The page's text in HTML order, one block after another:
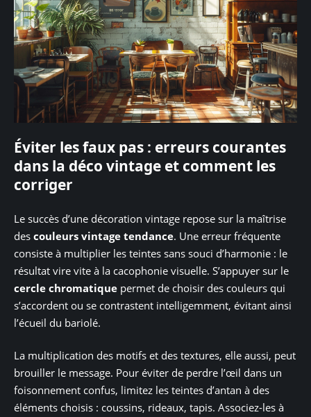
Éviter les faux pas : erreurs courantes
dans la déco vintage et comment les
corriger
Le succès d’une décoration vintage repose sur la maîtrise
des couleurs vintage tendance. Une erreur fréquente
consiste à multiplier les teintes sans souci d’harmonie : le
résultat vire vite à la cacophonie visuelle. S’appuyer sur le
cercle chromatique permet de choisir des couleurs qui
s’accordent ou se contrastent intelligemment, évitant ainsi
l’écueil du bariolé.
La multiplication des motifs et des textures, elle aussi, peut
brouiller le message. Pour éviter de perdre l’œil dans un
foisonnement confus, limitez les teintes d’antan à des
éléments choisis : coussins, rideaux, tapis. Associez-les à